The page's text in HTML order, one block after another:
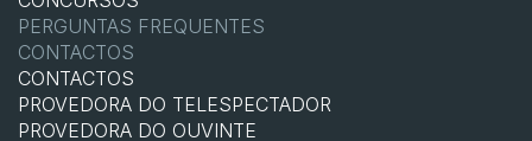
PERGUNTAS FREQUENTES
CONTACTOS
CONTACTOS
PROVEDORA DO TELESPECTADOR
PROVEDORA DO OUVINTE